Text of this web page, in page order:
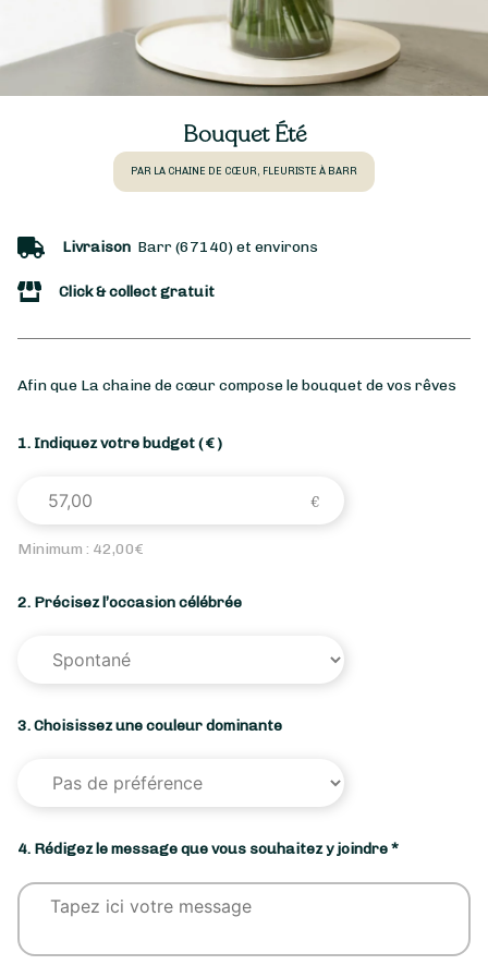
Bouquet Été
PAR LA CHAINE DE CŒUR, FLEURISTE À BARR
Livraison Barr (67140) et environs
Click & collect gratuit
Afin que La chaine de cœur compose le bouquet de vos rêves
1. Indiquez votre budget( € )
Minimum : 42,00€
2. Précisez l’occasion célébrée
3. Choisissez une couleur dominante
4. Rédigez le message que vous souhaitez y joindre *